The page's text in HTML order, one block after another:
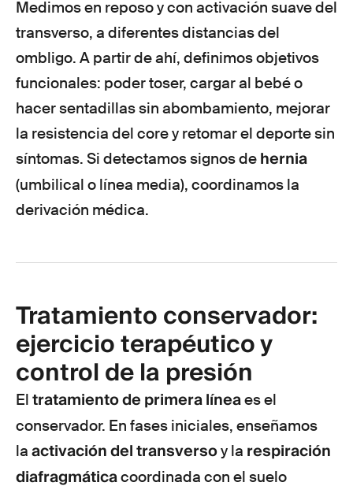
Medimos en reposo y con activación suave del
transverso, a diferentes distancias del
ombligo. A partir de ahí, definimos objetivos
funcionales: poder toser, cargar al bebé o
hacer sentadillas sin abombamiento, mejorar
la resistencia del core y retomar el deporte sin
síntomas. Si detectamos signos de hernia
(umbilical o línea media), coordinamos la
derivación médica.
Tratamiento conservador:
ejercicio terapéutico y
control de la presión
El tratamiento de primera líneaes el
conservador. En fases iniciales, enseñamos
la activación del transversoy la respiración
diafragmáticacoordinada con el suelo